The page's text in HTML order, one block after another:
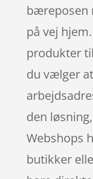
bæreposen
på vej
produkter
du vælger
den
Webshops
butikker